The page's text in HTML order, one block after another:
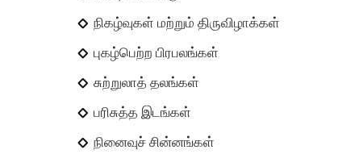
நிகழ்வுகள் மற்றும் திருவிழாக்கள்
புகழ்பெற்ற பிரபலங்கள்
சுற்றுலாத் தலங்கள்
பரிசுத்த இடங்கள்
நினைவுச் சின்னங்கள்